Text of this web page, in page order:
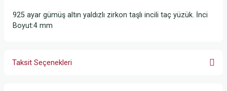
925 ayar gümüş altın yaldızlı zirkon taşlı incili taç yüzük. İnci
Boyut:4 mm
Taksit Seçenekleri